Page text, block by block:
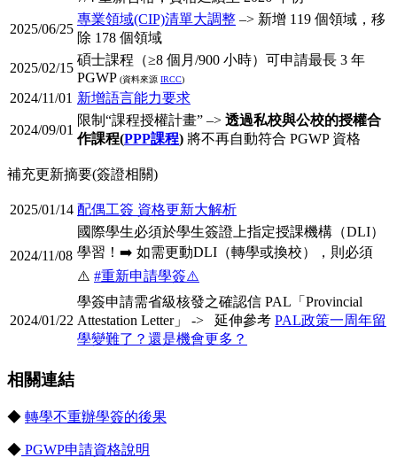
2025/06/25
專業領域(CIP)清單大調整 –> 新增 119 個領域，移
除 178 個領域
2025/02/15
碩士課程（≥8 個月/900 小時）可申請最長 3 年
PGWP (資料來源 IRCC)
2024/11/01 新增語言能力要求
2024/09/01
限制“課程授權計畫” –> 透過私校與公校的授權合
作課程(PPP課程) 將不再自動符合 PGWP 資格
補充更新摘要(簽證相關)
2025/01/14 配偶工簽 資格更新大解析
2024/11/08
國際學生必須於學生簽證上指定授課機構（DLI）
學習！➡️ 如需更動DLI（轉學或換校），則必須
⚠️ #重新申請學簽⚠️
2024/01/22
學簽申請需省級核發之確認信 PAL「Provincial
Attestation Letter」 -> 延伸參考 PAL政策一周年留
學變難了？還是機會更多？
相關連結
◆ 轉學不重辦學簽的後果
◆ PGWP申請資格說明